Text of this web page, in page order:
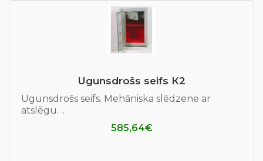
Ugunsdrošs seifs К2
Ugunsdrošs seifs. Mehāniska slēdzene ar
atslēgu. ..
585,64€